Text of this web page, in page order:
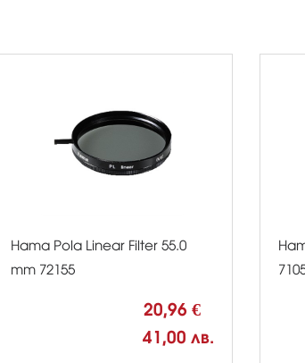
Hama Pola Linear Filter 55.0
mm 72155
20,96 €
41,00 лв.